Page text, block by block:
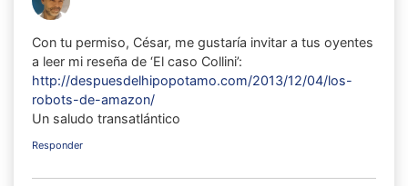
Con tu permiso, César, me gustaría invitar a tus oyentes
a leer mi reseña de ‘El caso Collini’:
http://despuesdelhipopotamo.com/2013/12/04/los-
robots-de-amazon/
Un saludo transatlántico
Responder